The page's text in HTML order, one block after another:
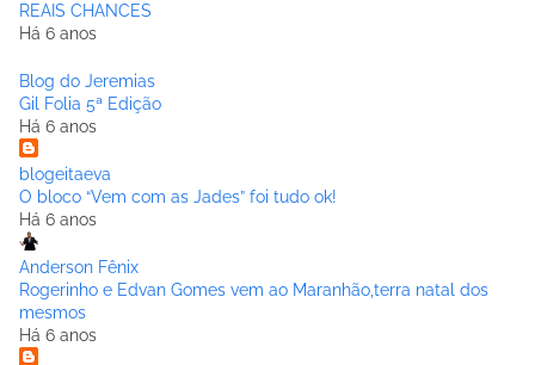
REAIS CHANCES
Há 6 anos
Blog do Jeremias
Gil Folia 5ª Edição
Há 6 anos
blogeitaeva
O bloco “Vem com as Jades” foi tudo ok!
Há 6 anos
Anderson Fênix
Rogerinho e Edvan Gomes vem ao Maranhão,terra natal dos
mesmos
Há 6 anos